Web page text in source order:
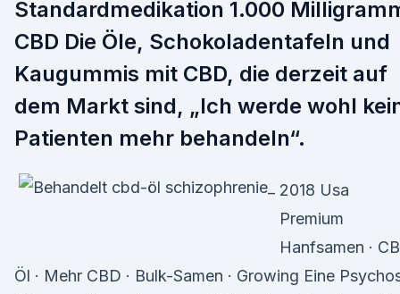
Standardmedikation 1.000
CBD Die Öle, Schokoladentafeln und
Kaugummis mit CBD, die derzeit auf
dem Markt sind, „Ich werde wohl
Patienten mehr behandeln“.
2018 Usa
Premium
Hanfsamen ·
Öl · Mehr CBD · Bulk-Samen · Growing Eine